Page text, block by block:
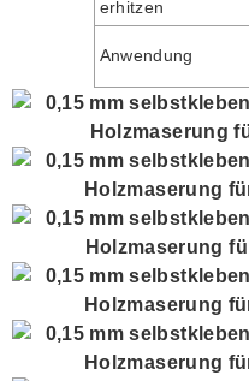
erhitzen
Anwendung